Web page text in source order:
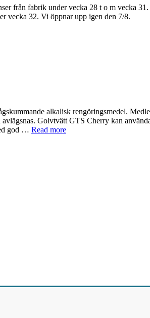
från fabrik under vecka 28 t o m vecka
vecka 32. Vi öppnar upp igen den 7/8.
alkalisk rengöringsmedel.
Golvtvätt GTS Cherry kan
god … Read more